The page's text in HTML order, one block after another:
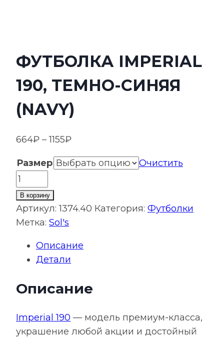
ФУТБОЛКА IMPERIAL
190, ТЕМНО-СИНЯЯ
(NAVY)
664₽ – 1155₽Диапазон
664₽
Размер
Очистить
Количество
товара
Футболка
Imperial
темно-
синяя
В корзину
Артикул:1374.40 Категория: Футболки
Метка: Sol's
Описание
Детали
Описание
Imperial 190 — модель премиум-класса,
украшение любой акции и достойный